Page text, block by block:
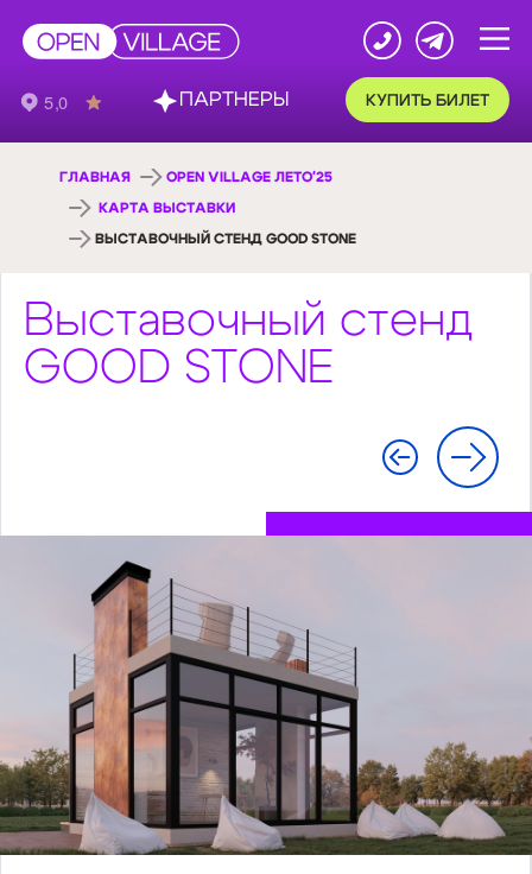
КУПИТЬ БИЛЕТ
ГЛАВНАЯ OPEN VILLAGE ЛЕТО'25
КАРТА ВЫСТАВКИ
ВЫСТАВОЧНЫЙ СТЕНД GOOD STONE
Выставочный стенд
GOOD STONE